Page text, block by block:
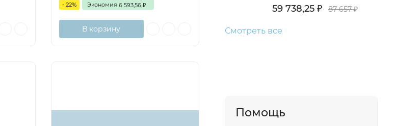
- 22% Экономия 6 593,56 ₽
В корзину
59 738,25 ₽ 87 657₽
Смотреть все
Помощь